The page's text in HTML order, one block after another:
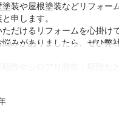
装や屋根塗装などリフォー
申します。
だけるリフォームを心掛け
みがありましたら、ぜひ弊
ださい。
装、屋根ルーフィング敷、